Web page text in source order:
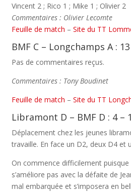
Vincent 2 ; Rico 1 ; Mike 1 ; Olivier 2
Commentaires : Olivier Lecomte
Feuille de match –Site du TT
BMF C – Longchamps A :
Pas de commentaires reçus.
Commentaires : Tony Boudinet
Feuille de match –Site du TT
Libramont D – BMF D : 4 –
Déplacement chez les jeunes
travaille. En face un D2, deux D4 et
On commence difficilement puisque
s’améliore pas avec la défaite de
mal embarquée et s’imposera en